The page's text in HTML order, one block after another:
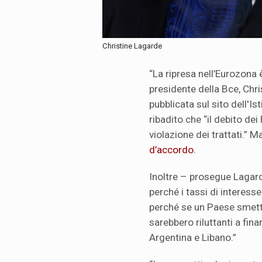
Christine Lagarde
“La ripresa
presidente della Bce,
pubblicata sul sito
ribadito che “il debito dei
violazione dei trattati.”
d’accordo
Inoltre – prosegue
perché i tassi di
perché se un Paese
sarebbero riluttanti a
Argentina e Libano.”